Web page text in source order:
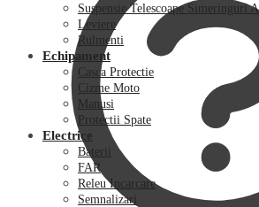
Suspensie Telescoape Simeringuri
Leviere
Rulmenti
Echipament
Casca Protectie
Cizme Moto
Manusi
Protectii Spate
Electrice
Baterii
FAR
Releu Incarcare
Semnalizari